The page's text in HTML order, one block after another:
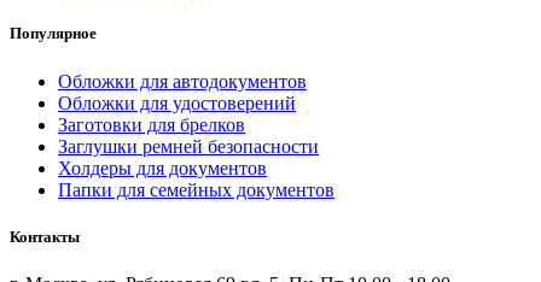
Популярное
Обложки для автодокументов
Обложки для удостоверений
Заготовки для брелков
Заглушки ремней безопасности
Холдеры для документов
Папки для семейных документов
Контакты